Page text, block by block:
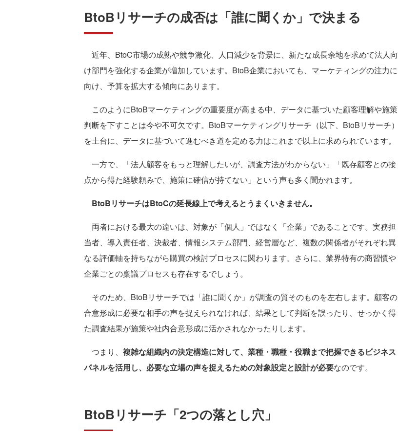
BtoBリサーチの成否は「誰に聞くか」で決まる
近年、BtoC市場の成熟や競争激化、人口減少を背景に、新たな成長余地を求めて法人向
け部門を強化する企業が増加しています。BtoB企業においても、マーケティングの注力に
向け、予算を拡大する傾向にあります。
このようにBtoBマーケティングの重要度が高まる中、データに基づいた顧客理解や施策
判断を下すことは今や不可欠です。BtoBマーケティングリサーチ（以下、BtoBリサーチ）
を土台に、データに基づいて進むべき道を定める力はこれまで以上に求められています。
一方で、「法人顧客をもっと理解したいが、調査方法がわからない」「既存顧客との接
点から得た経験頼みで、施策に確信が持てない」という声も多く聞かれます。
BtoBリサーチはBtoCの延長線上で考えるとうまくいきません。
両者における最大の違いは、対象が「個人」ではなく「企業」であることです。実務担
当者、導入責任者、決裁者、情報システム部門、経営層など、複数の関係者がそれぞれ異
なる評価軸を持ちながら購買の検討プロセスに関わります。さらに、業界特有の商習慣や
企業ごとの稟議プロセスも存在するでしょう。
そのため、BtoBリサーチでは「誰に聞くか」が調査の質そのものを左右します。顧客の
合意形成に必要な相手の声を捉えられなければ、結果として判断を誤ったり、せっかく得
た調査結果が施策や社内合意形成に活かされなかったりします。
つまり、 複雑な組織内の決定構造に対して、業種・職種・役職まで把握できるビジネス
パネルを活用し、必要な立場の声を捉えるための対象設定と設計が必要なのです。
BtoBリサーチ「2つの落とし穴」